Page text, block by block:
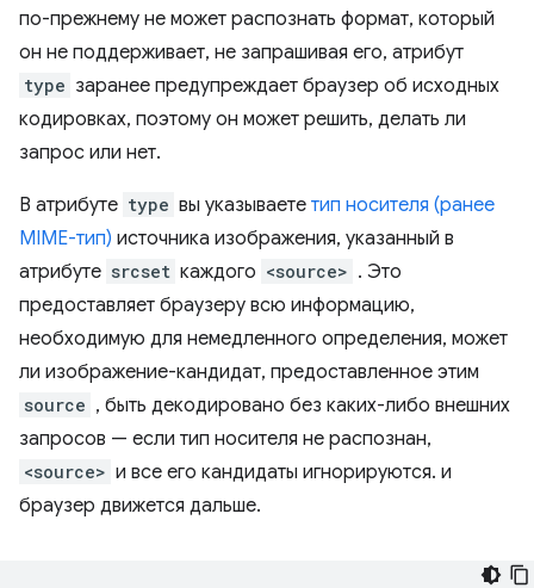
по-прежнему не может распознать формат, который
он не поддерживает, не запрашивая его, атрибут
type заранее предупреждает браузер об исходных
кодировках, поэтому он может решить, делать ли
запрос или нет.
В атрибуте type вы указываете тип носителя (ранее
MIME-тип) источника изображения, указанный в
атрибуте srcset каждого <source> . Это
предоставляет браузеру всю информацию,
необходимую для немедленного определения, может
ли изображение-кандидат, предоставленное этим
source , быть декодировано без каких-либо внешних
запросов — если тип носителя не распознан,
<source> и все его кандидаты игнорируются. и
браузер движется дальше.